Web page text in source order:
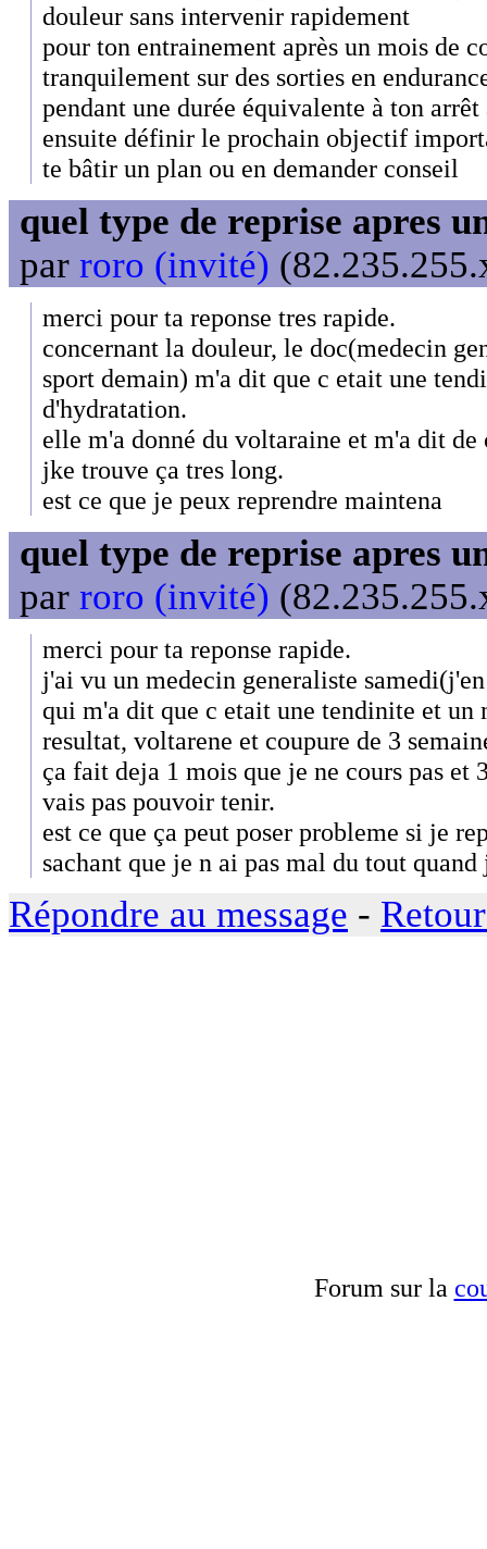
douleur sans intervenir rapidement
pour ton entrainement après un mois de
tranquilement sur des sorties en
pendant une durée équivalente à ton
ensuite définir le prochain objectif
te bâtir un plan ou en demander conseil
quel type de reprise apres
par roro (invité)
merci pour ta reponse tres rapide.
concernant la douleur, le doc(medecin
sport demain) m'a dit que c etait une
d'hydratation.
elle m'a donné du voltaraine et m'a dit de
jke trouve ça tres long.
est ce que je peux reprendre maintena
quel type de reprise apres
par roro (invité)
merci pour ta reponse rapide.
j'ai vu un medecin generaliste
qui m'a dit que c etait une tendinite et un
resultat, voltarene et coupure de 3
ça fait deja 1 mois que je ne cours pas et
vais pas pouvoir tenir.
est ce que ça peut poser probleme si je
sachant que je n ai pas mal du tout quand
Répondre au message -
Forum sur la